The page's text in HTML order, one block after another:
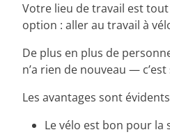
Votre lieu de travail est
option : aller au travail à
De plus en plus de
n’a rien de nouveau —
Les avantages sont
Le vélo est bon pour la